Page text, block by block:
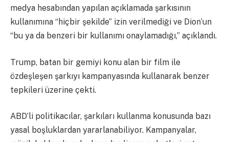
medya hesabından yapılan açıklamada şarkısının
kullanımına “hiçbir şekilde” izin verilmediği ve Dion’un
“bu ya da benzeri bir kullanımı onaylamadığı,” açıklandı.
Trump, batan bir gemiyi konu alan bir film ile
özdeşleşen şarkıyı kampanyasında kullanarak benzer
tepkileri üzerine çekti.
ABD’li politikacılar, şarkıları kullanma konusunda bazı
yasal boşluklardan yararlanabiliyor. Kampanyalar,